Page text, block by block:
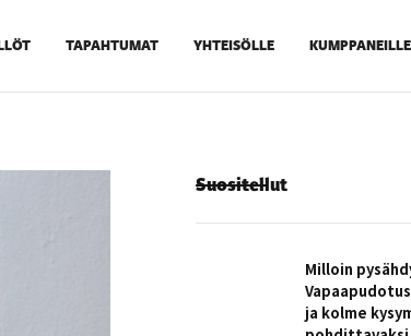
TAPAHTUMAT YHTEISÖLLE KUMPPANEILLE
Suositellut
Milloin
ja kolme